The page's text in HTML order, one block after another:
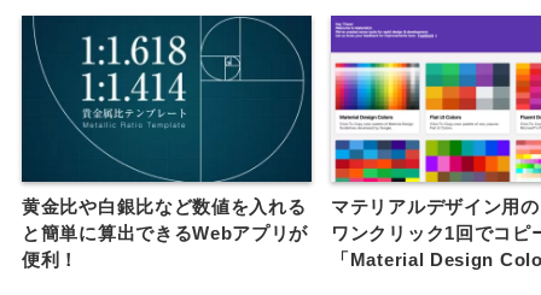
黄金比や白銀比など数値を入れる
と簡単に算出できるWebアプリが
便利！
マテリアルデザイン用
ワンクリック1回でコピ
「Material Design